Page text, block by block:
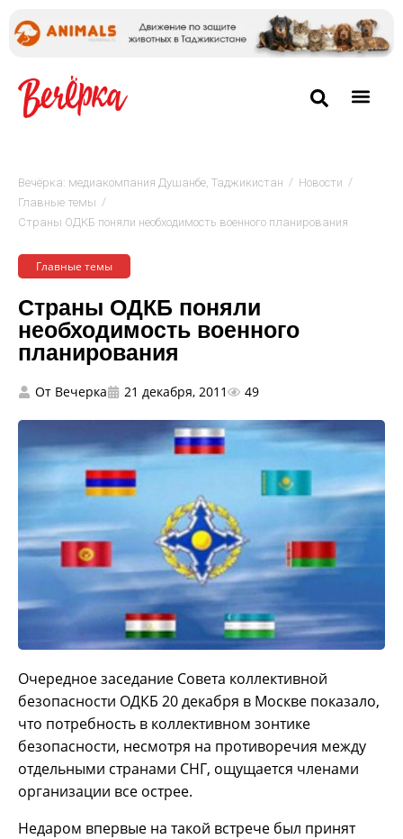
Вечёрка: медиакомпания Душанбе, Таджикистан / Новости /
Главные темы /
Страны ОДКБ поняли необходимость военного планирования
Главные темы
Страны ОДКБ поняли
необходимость военного
планирования
От Вечерка 21 декабря, 2011 49
Очередное заседание Совета коллективной
безопасности ОДКБ 20 декабря в Москве показало,
что потребность в коллективном зонтике
безопасности, несмотря на противоречия между
отдельными странами СНГ, ощущается членами
организации все острее.
Недаром впервые на такой встрече был принят